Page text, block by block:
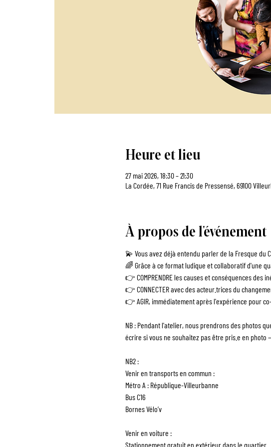
Heure et lieu
27 mai 2026, 18:30 – 21:30
La Cordée, 71 Rue Francis de Pressensé, 69100
À propos de l'événement
💫 Vous avez déjà entendu parler de la Fresque du
🌈 Grâce à ce format ludique et collaboratif d'une
👉 COMPRENDRE les causes et conséquences
👉 CONNECTER avec des acteur.trices du
👉 AGIR, immédiatement après l'expérience pour
NB : Pendant l'atelier, nous prendrons des photos
écrire si vous ne souhaitez pas être pris.e en photo
NB2 :
Venir en transports en commun :
Métro A : République-Villeurbanne
Bus C16
Bornes Vélo’v
Venir en voiture :
Stationnement gratuit en extérieur dans le quartier.